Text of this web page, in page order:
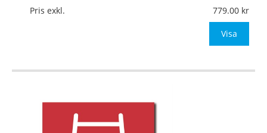
Mått:210x210mm (eller annat mått upp till 0,05m²)
Pris exkl. 779.00
Visa